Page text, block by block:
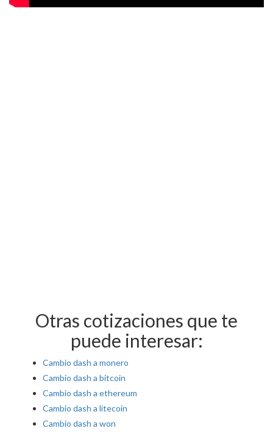
Otras cotizaciones que te
puede interesar:
Cambio dash a monero
Cambio dash a bitcoin
Cambio dash a ethereum
Cambio dash a litecoin
Cambio dash a won